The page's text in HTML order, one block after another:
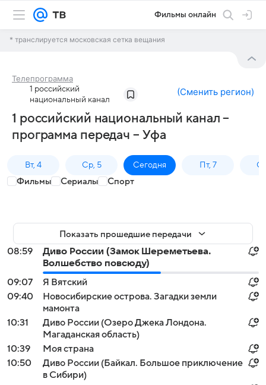
Фильмы онлайн
* транслируется московская сетка вещания
Телепрограмма
1 российский
национальный канал
(Сменить регион)
1 российский национальный канал –
программа передач – Уфа
Вт, 4 Ср, 5 Сегодня Пт, 7
Фильмы Сериалы Спорт
Показать прошедшие передачи
08:59
Диво России (Замок Шереметьева.
Волшебство повсюду)
09:07
Я Вятский
09:40
Новосибирские острова. Загадки земли
мамонта
10:31
Диво России (Озеро Джека Лондона.
Магаданская область)
10:39
Моя страна
10:50
Диво России (Байкал. Большое приключение
в Сибири)